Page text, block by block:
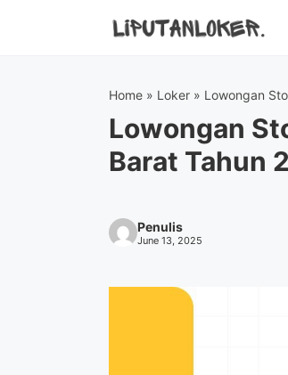
Home » Loker » Lowongan
Lowongan
Barat Tahun
Penulis
June 13, 2025